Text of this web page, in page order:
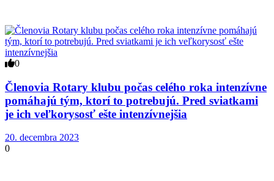
0
Členovia Rotary klubu počas celého roka intenzívne
pomáhajú tým, ktorí to potrebujú. Pred sviatkami
je ich veľkorysosť ešte intenzívnejšia
20. decembra 2023
0